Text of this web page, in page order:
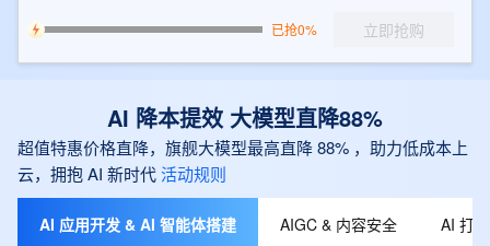
已抢0% 立即抢购
AI 降本提效 大模型直降88%
超值特惠价格直降，旗舰大模型最高直降 88% ，助力低成本上
云，拥抱 AI 新时代活动规则
AI 应用开发 & AI 智能体搭建 AIGC & 内容安全 AI 打